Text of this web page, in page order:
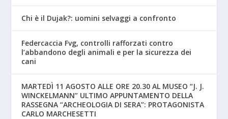
Chi è il Dujak?: uomini selvaggi a confronto
Federcaccia Fvg, controlli rafforzati contro
l’abbandono degli animali e per la sicurezza dei
cani
MARTEDÌ 11 AGOSTO ALLE ORE 20.30 AL MUSEO “J. J.
WINCKELMANN” ULTIMO APPUNTAMENTO DELLA
RASSEGNA “ARCHEOLOGIA DI SERA”: PROTAGONISTA
CARLO MARCHESETTI